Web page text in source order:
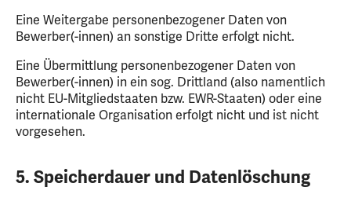
Eine Weitergabe personenbezogener Daten von
Bewerber(-innen) an sonstige Dritte erfolgt nicht.
Eine Übermittlung personenbezogener Daten von
Bewerber(-innen) in ein sog. Drittland (also namentlich
nicht EU-Mitgliedstaaten bzw. EWR-Staaten) oder eine
internationale Organisation erfolgt nicht und ist nicht
vorgesehen.
5. Speicherdauer und Datenlöschung